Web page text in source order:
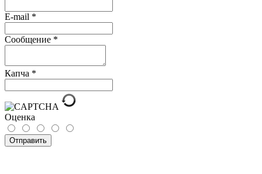
E-mail *
Сообщение *
Капча *
Оценка
Отправить